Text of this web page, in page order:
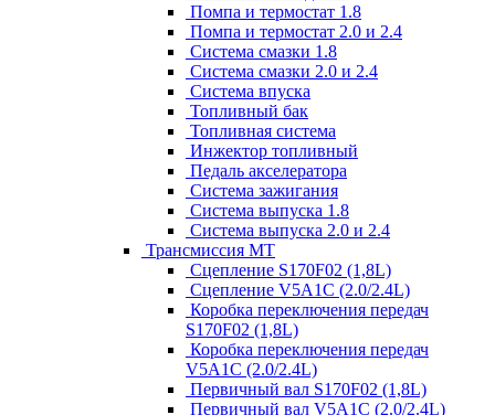
Помпа и термостат 1.8
Помпа и термостат 2.0 и 2.4
Система смазки 1.8
Система смазки 2.0 и 2.4
Система впуска
Топливный бак
Топливная система
Инжектор топливный
Педаль акселератора
Система зажигания
Система выпуска 1.8
Система выпуска 2.0 и 2.4
Трансмиссия МТ
Сцепление S170F02 (1,8L)
Сцепление V5A1C (2.0/2.4L)
Коробка переключения передач
S170F02 (1,8L)
Коробка переключения передач
V5A1C (2.0/2.4L)
Первичный вал S170F02 (1,8L)
Первичный вал V5A1C (2.0/2.4L)